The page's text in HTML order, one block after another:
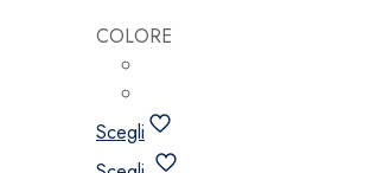
COLORE
Scegli
Questo